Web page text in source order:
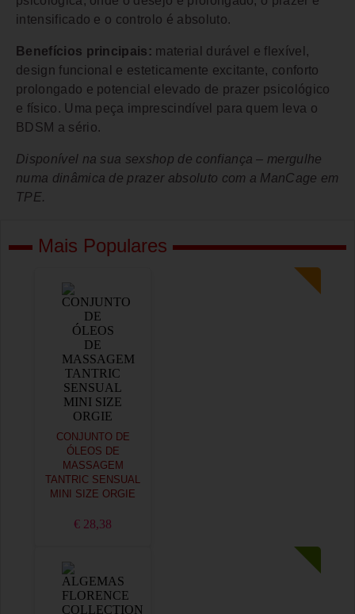
intensificado e o controlo é absoluto.
Benefícios principais: material durável e flexível,
design funcional e esteticamente excitante, conforto
prolongado e potencial elevado de prazer psicológico
e físico. Uma peça imprescindível para quem leva o
BDSM a sério.
Disponível na sua sexshop de confiança – mergulhe
numa dinâmica de prazer absoluto com a ManCage em
TPE.
Mais Populares
CONJUNTO DE
ÓLEOS DE
MASSAGEM
TANTRIC SENSUAL
MINI SIZE ORGIE
€ 28,38